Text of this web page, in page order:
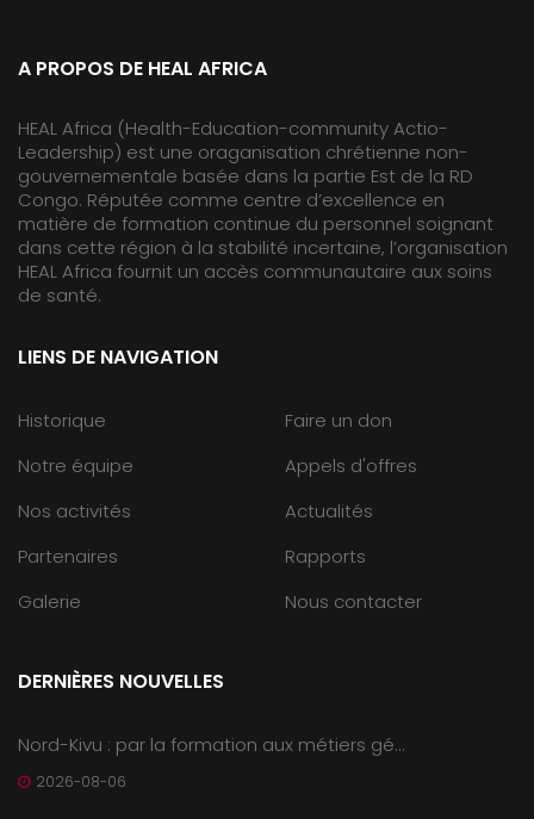
A PROPOS DE HEAL AFRICA
HEAL Africa (Health-Education-community Actio-
Leadership) est une oraganisation chrétienne non-
gouvernementale basée dans la partie Est de la RD
Congo. Réputée comme centre d’excellence en
matière de formation continue du personnel soignant
dans cette région à la stabilité incertaine, l’organisation
HEAL Africa fournit un accès communautaire aux soins
de santé.
LIENS DE NAVIGATION
Historique
Notre équipe
Nos activités
Partenaires
Galerie
Faire un don
Appels d'offres
Actualités
Rapports
Nous contacter
DERNIÈRES NOUVELLES
Nord-Kivu : par la formation aux métiers gé...
2026-08-06